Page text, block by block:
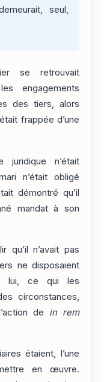
seul,
se retrouvait
engagements
des tiers, alors
frappée d’une
n’était
n’était obligé
démontré qu’il
mandat à son
qu’il n’avait pas
ne disposaient
lui, ce qui les
circonstances,
de in rem
étaient, l’une
en œuvre.